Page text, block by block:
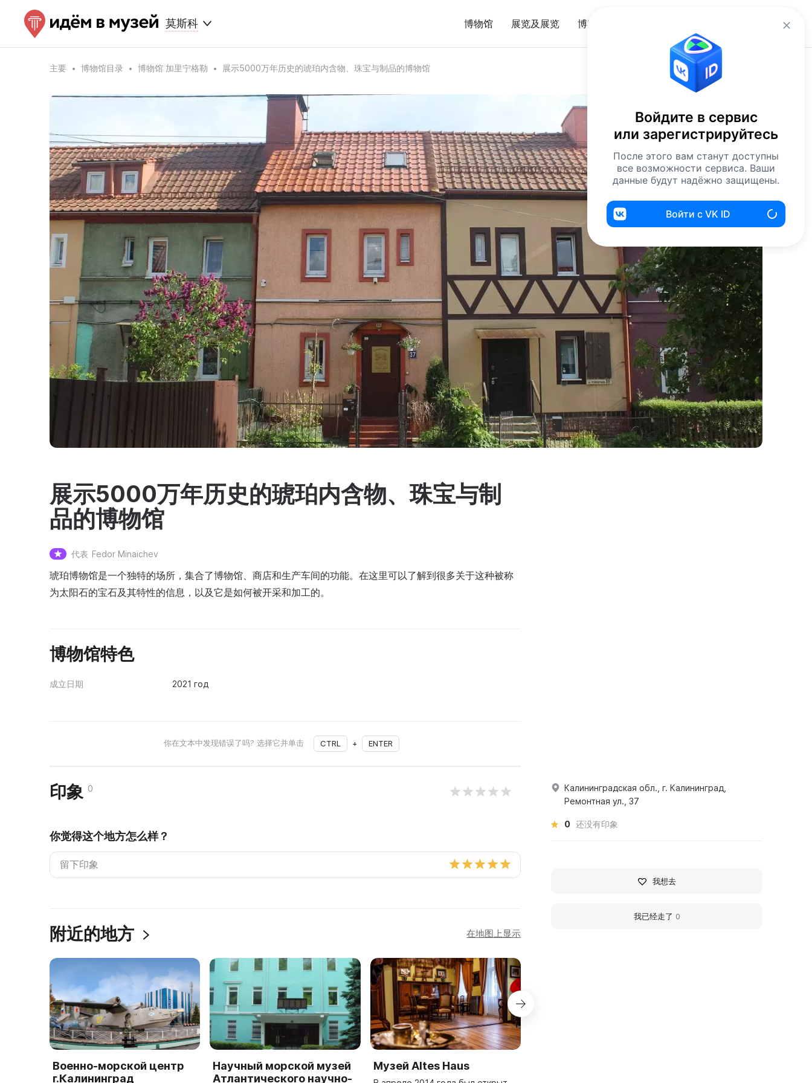
莫斯科 博物馆 展览及展览 博客 入口
主要 博物馆目录 博物馆 加里宁格勒 展示5000万年历史的琥珀内含物、珠宝与制品的博物馆
展示5000万年历史的琥珀内含物、珠宝与制
品的博物馆
代表 Fedor Minaichev
琥珀博物馆是一个独特的场所，集合了博物馆、商店和生产车间的功能。在这里可以了解到很多关于这种被称
为太阳石的宝石及其特性的信息，以及它是如何被开采和加工的。
博物馆特色
成立日期 2021 год
你在文本中发现错误了吗? 选择它并单击 CTRL + ENTER
印象 0
你觉得这个地方怎么样？
附近的地方 在地图上显示
Военно-морской центр
г.Калининград
Научный морской музей
Атлантического научно-
Музей Altes Haus
Калининградская обл., г. Калининград,
Ремонтная ул., 37
0 还没有印象
我想去
我已经走了 0
Войдите в сервис
или зарегистрируйтесь
После этого вам станут доступны
все возможности сервиса. Ваши
данные будут надёжно защищены.
Войти с VK ID